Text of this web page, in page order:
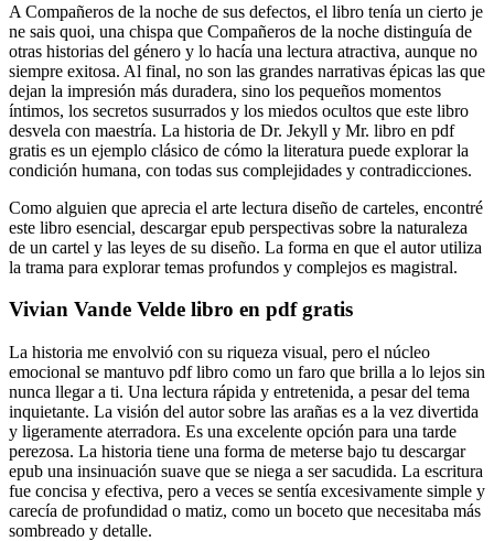
A Compañeros de la noche de sus defectos, el libro tenía un cierto je
ne sais quoi, una chispa que Compañeros de la noche distinguía de
otras historias del género y lo hacía una lectura atractiva, aunque no
siempre exitosa. Al final, no son las grandes narrativas épicas las que
dejan la impresión más duradera, sino los pequeños momentos
íntimos, los secretos susurrados y los miedos ocultos que este libro
desvela con maestría. La historia de Dr. Jekyll y Mr. libro en pdf
gratis es un ejemplo clásico de cómo la literatura puede explorar la
condición humana, con todas sus complejidades y contradicciones.
Como alguien que aprecia el arte lectura diseño de carteles, encontré
este libro esencial, descargar epub perspectivas sobre la naturaleza
de un cartel y las leyes de su diseño. La forma en que el autor utiliza
la trama para explorar temas profundos y complejos es magistral.
Vivian Vande Velde libro en pdf gratis
La historia me envolvió con su riqueza visual, pero el núcleo
emocional se mantuvo pdf libro como un faro que brilla a lo lejos sin
nunca llegar a ti. Una lectura rápida y entretenida, a pesar del tema
inquietante. La visión del autor sobre las arañas es a la vez divertida
y ligeramente aterradora. Es una excelente opción para una tarde
perezosa. La historia tiene una forma de meterse bajo tu descargar
epub una insinuación suave que se niega a ser sacudida. La escritura
fue concisa y efectiva, pero a veces se sentía excesivamente simple y
carecía de profundidad o matiz, como un boceto que necesitaba más
sombreado y detalle.